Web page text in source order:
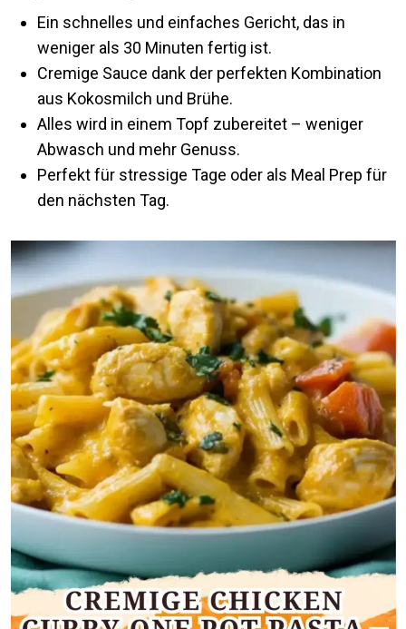
Ein schnelles und einfaches Gericht, das in
weniger als 30 Minuten fertig ist.
Cremige Sauce dank der perfekten Kombination
aus Kokosmilch und Brühe.
Alles wird in einem Topf zubereitet – weniger
Abwasch und mehr Genuss.
Perfekt für stressige Tage oder als Meal Prep für
den nächsten Tag.